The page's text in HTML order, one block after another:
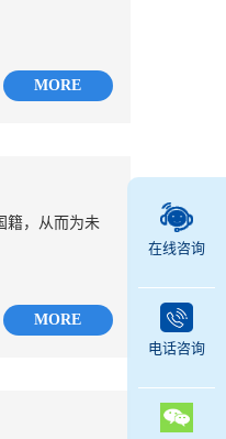
MORE
籍，从而为未
MORE
在线咨询
电话咨询